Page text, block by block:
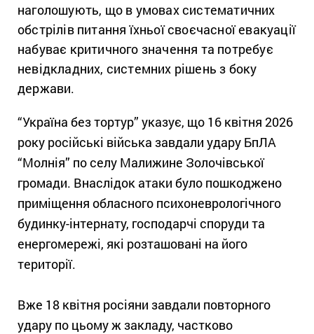
наголошують, що в умовах систематичних
обстрілів питання їхньої своєчасної евакуації
набуває критичного значення та потребує
невідкладних, системних рішень з боку
держави.
“Україна без тортур” указує, що 16 квітня 2026
року російські війська завдали удару БпЛА
“Молнія” по селу Малижине Золочівської
громади. Внаслідок атаки було пошкоджено
приміщення обласного психоневрологічного
будинку-інтернату, господарчі споруди та
енергомережі, які розташовані на його
території.
Вже 18 квітня росіяни завдали повторного
удару по цьому ж закладу, частково